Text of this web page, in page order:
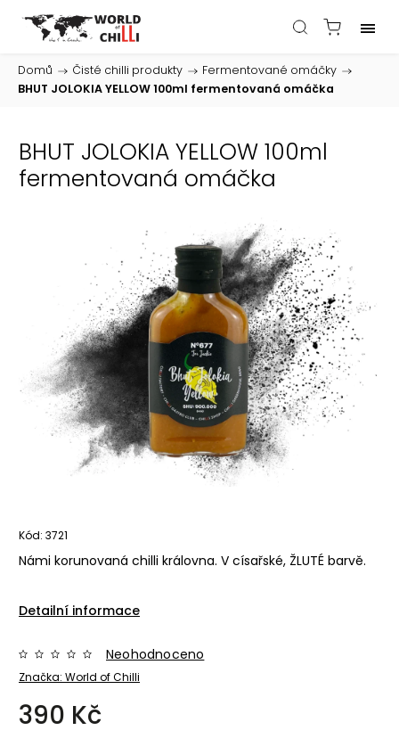
Domů / Čisté chilli produkty / Fermentované omáčky /
BHUT JOLOKIA YELLOW 100ml fermentovaná omáčka
BHUT JOLOKIA YELLOW 100ml
fermentovaná omáčka
Kód: 3721
Námi korunovaná chilli královna. V císařské, ŽLUTÉ barvě.
Detailní informace
Značka: World of Chilli
Neohodnoceno
390 Kč